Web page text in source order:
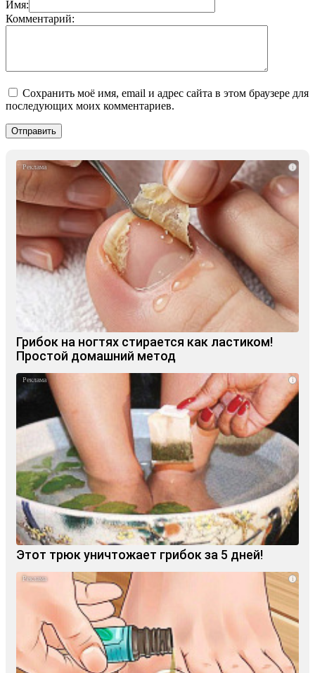
Имя:
Комментарий:
Сохранить моё имя, email и адрес сайта в этом браузере для
последующих моих комментариев.
i
Грибок на ногтях стирается как ластиком!
Простой домашний метод
i
Этот трюк уничтожает грибок за 5 дней!
i